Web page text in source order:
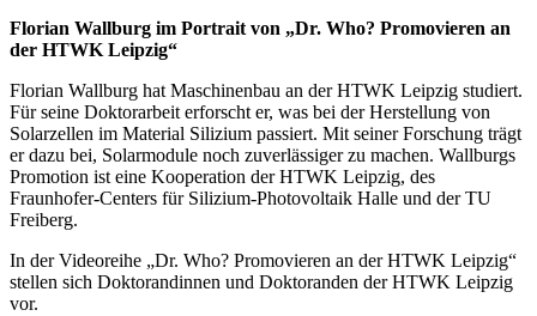
Florian Wallburg im Portrait von „Dr. Who? Promovieren an
der HTWK Leipzig“
Florian Wallburg hat Maschinenbau an der HTWK Leipzig studiert.
Für seine Doktorarbeit erforscht er, was bei der Herstellung von
Solarzellen im Material Silizium passiert. Mit seiner Forschung trägt
er dazu bei, Solarmodule noch zuverlässiger zu machen. Wallburgs
Promotion ist eine Kooperation der HTWK Leipzig, des
Fraunhofer-Centers für Silizium-Photovoltaik Halle und der TU
Freiberg.
In der Videoreihe „Dr. Who? Promovieren an der HTWK Leipzig“
stellen sich Doktorandinnen und Doktoranden der HTWK Leipzig
vor.